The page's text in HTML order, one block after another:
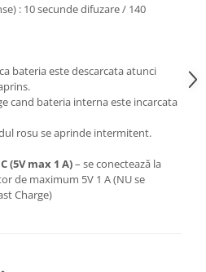
: 10 secunde difuzare / 140
bateria este descarcata atunci
cand bateria interna este incarcata
rosu se aprinde intermitent.
(5V max 1 A)– se conectează la
de maximum 5V 1 A (NU se
Charge)